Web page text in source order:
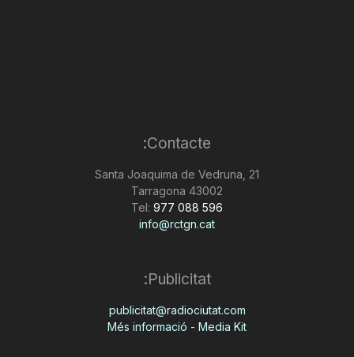
Contacte:
Santa Joaquima de Vedruna, 21
43002 Tarragona
Tel: 977 088 596
info@rctgn.cat
Publicitat:
publicitat@radiociutat.com
Més informació - Media Kit